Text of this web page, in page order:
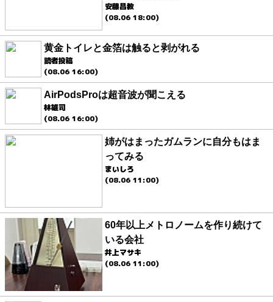
安藤昌教
(08.06 18:00)
黄金トイレと金箔は触ると剥がれる
読者投稿
(08.06 16:00)
AirPodsProは超音波が聞こえる
林雄司
(08.06 16:00)
姉がはまったガムランに自分もはま
ってみる
まいしろ
(08.06 11:00)
60年以上メトロノームを作り続けて
いる会社
井上マサキ
(08.06 11:00)